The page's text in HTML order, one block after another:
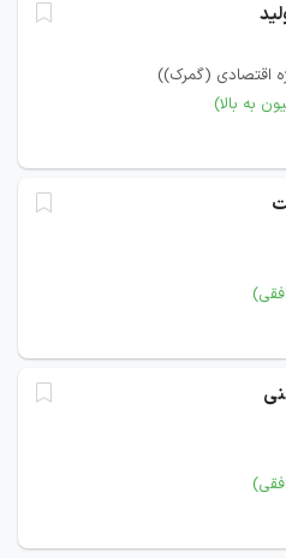
اقتصادی (گمرک))